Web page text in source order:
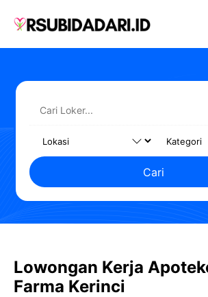
Cari
Lowongan Kerja
Farma Kerinci